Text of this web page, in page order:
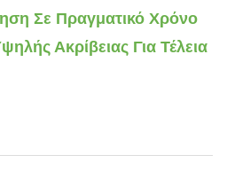
Σε Πραγματικό Χρόνο
Ακρίβειας Για Τέλεια